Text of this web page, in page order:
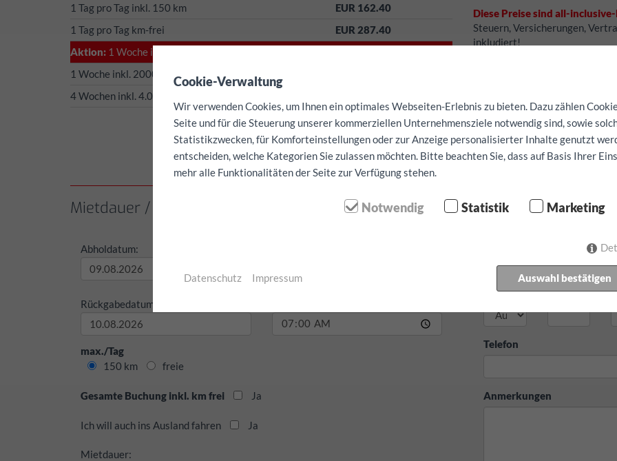
1 Tag pro Tag inkl. 150 km
EUR 162.40
1 Tag pro Tag km-frei
EUR 287.40
Aktion: 1 Woche inkl. 1500 km
1 Woche inkl. 2000 km
4 Wochen inkl. 4.000 km
Diese Preise sind all-
Steuern, Versicherungen,
inkludiert!
Kostenlose Leistungen:
können nur nach Verfügbarkeit
Eine Verfügbarkeit kann nicht
Mietdauer / Kilometer auswählen
Abholdatum:
Rückgabedatum:
max./Tag
150 km
freie
Gesamte Buchung inkl. km frei Ja
Ich will auch ins Ausland fahren Ja
Mietdauer:
Reservierung
Land PLZ
Telefon
Anmerkungen
Cookie-Verwaltung
Wir verwenden Cookies, um Ihnen ein optimales Webseiten-Erlebnis zu bieten. Dazu zählen
Seite und für die Steuerung unserer kommerziellen Unternehmensziele notwendig sind, sowie
Statistikzwecken, für Komforteinstellungen oder zur Anzeige personalisierter Inhalte genutzt
entscheiden, welche Kategorien Sie zulassen möchten. Bitte beachten Sie, dass auf Basis Ihrer
mehr alle Funktionalitäten der Seite zur Verfügung stehen.
Notwendig Statistik Marketing
Auswahl bestätigen
Datenschutz Impressum